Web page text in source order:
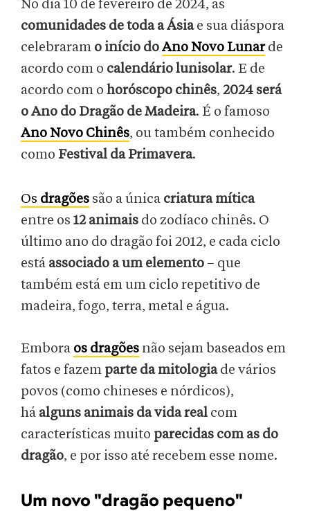
No dia 10 de fevereiro de 2024, as
comunidades de toda a Ásiae sua diáspora
celebraram o início doAno Novo Lunar de
acordo com o calendário lunisolar. E de
acordo com o horóscopo chinês, 2024 será
o Ano do Dragão de Madeira. É o famoso
Ano Novo Chinês, ou também conhecido
como Festival da Primavera.
Os dragões são a única criatura mítica
entre os 12 animais do zodíaco chinês. O
último ano do dragão foi 2012, e cada ciclo
está associado a um elemento – que
também está em um ciclo repetitivo de
madeira, fogo, terra, metal e água.
Embora os dragões não sejam baseados em
fatos e fazem parte da mitologiade vários
povos (como chineses e nórdicos),
há alguns animais da vida real com
características muito parecidas com as do
dragão, e por isso até recebem esse nome.
Um novo "dragão pequeno"